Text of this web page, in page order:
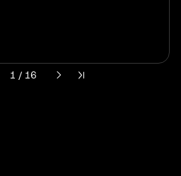
Page actuelle 1 sur 16
1 / 16